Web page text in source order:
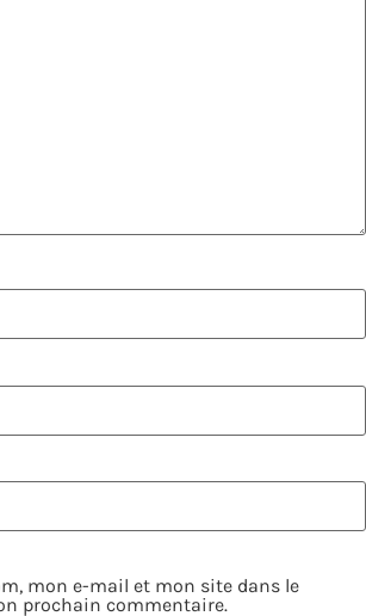
mon e-mail et mon site dans le
prochain commentaire.